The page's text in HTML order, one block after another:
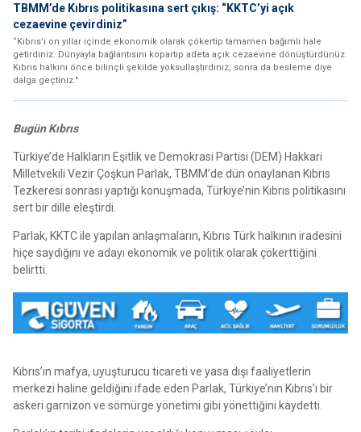
TBMM’de Kıbrıs politikasına sert çıkış: “KKTC’yi açık
cezaevine çevirdiniz”
“Kıbrıs’ı on yıllar içinde ekonomik olarak çökertip tamamen bağımlı hale
getirdiniz. Dünyayla bağlantısını kopartıp adeta açık cezaevine dönüştürdünüz.
Kıbrıs halkını önce bilinçli şekilde yoksullaştırdınız, sonra da besleme diye
dalga geçtiniz."
Bugün Kıbrıs
Türkiye’de Halkların Eşitlik ve Demokrasi Partisi (DEM) Hakkari
Milletvekili Vezir Çoşkun Parlak, TBMM’de dün onaylanan Kıbrıs
Tezkeresi sonrası yaptığı konuşmada, Türkiye’nin Kıbrıs politikasını
sert bir dille eleştirdi.
Parlak, KKTC ile yapılan anlaşmaların, Kıbrıs Türk halkının iradesini
hiçe saydığını ve adayı ekonomik ve politik olarak çökerttiğini
belirtti.
Kıbrıs’ın mafya, uyuşturucu ticareti ve yasa dışı faaliyetlerin
merkezi haline geldiğini ifade eden Parlak, Türkiye’nin Kıbrıs’ı bir
askeri garnizon ve sömürge yönetimi gibi yönettiğini kaydetti.